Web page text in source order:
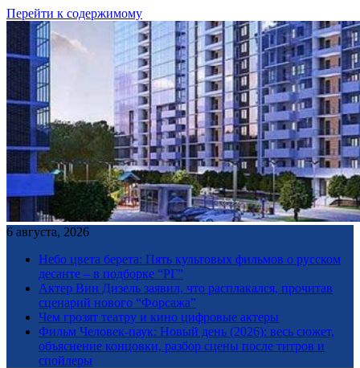
Перейти к содержимому
6 августа, 2026
Небо цвета берета: Пять культовых фильмов о русском
десанте – в подборке “РГ”
Актер Вин Дизель заявил, что расплакался, прочитав
сценарий нового “Форсажа”
Чем грозят театру и кино цифровые актеры
Фильм Человек-паук: Новый день (2026): весь сюжет,
объяснение концовки, разбор сцены после титров и
спойлеры